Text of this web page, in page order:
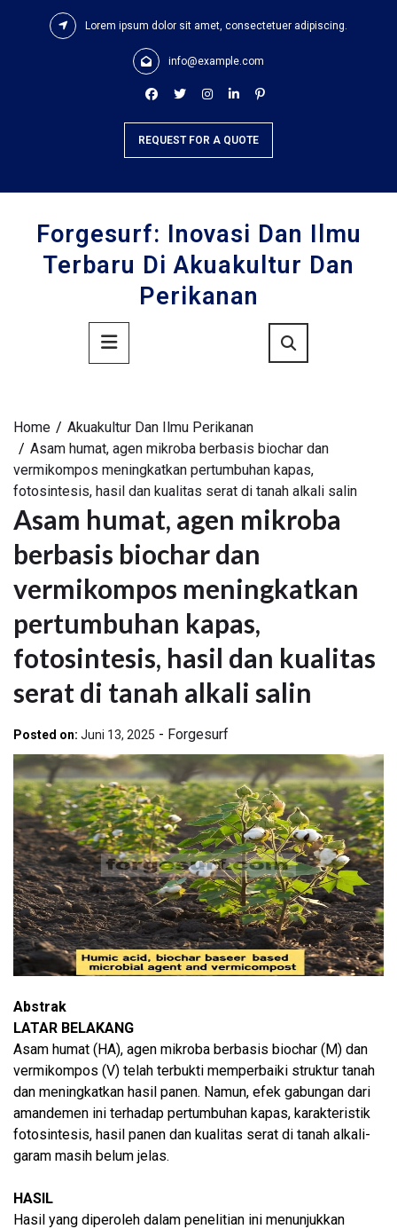
Lorem ipsum dolor sit amet, consectetuer adipiscing.
info@example.com
REQUEST FOR A QUOTE
Forgesurf: Inovasi Dan Ilmu
Terbaru Di Akuakultur Dan
Perikanan
Primary
Menu
Home
Akuakultur Dan Ilmu Perikanan
Asam humat, agen mikroba berbasis biochar dan
vermikompos meningkatkan pertumbuhan kapas,
fotosintesis, hasil dan kualitas serat di tanah alkali salin
Asam humat, agen mikroba
berbasis biochar dan
vermikompos meningkatkan
pertumbuhan kapas,
fotosintesis, hasil dan kualitas
serat di tanah alkali salin
Posted on: Juni 13, 2025 - Forgesurf
Abstrak
LATAR BELAKANG
Asam humat (HA), agen mikroba berbasis biochar (M) dan
vermikompos (V) telah terbukti memperbaiki struktur tanah
dan meningkatkan hasil panen. Namun, efek gabungan dari
amandemen ini terhadap pertumbuhan kapas, karakteristik
fotosintesis, hasil panen dan kualitas serat di tanah alkali-
garam masih belum jelas.
HASIL
Hasil yang diperoleh dalam penelitian ini menunjukkan